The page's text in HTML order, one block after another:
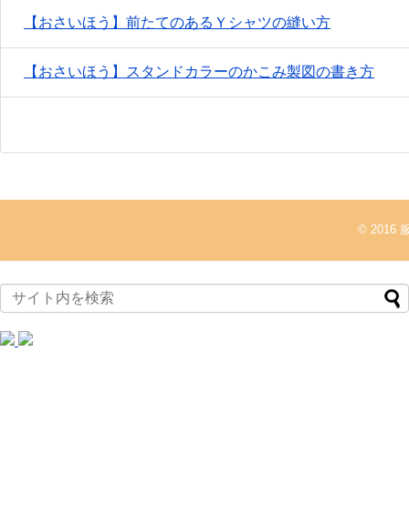
【おさいほう】前たてのあるＹシャツの縫い方
【おさいほう】スタンドカラーのかこみ製図の書き方
© 2016